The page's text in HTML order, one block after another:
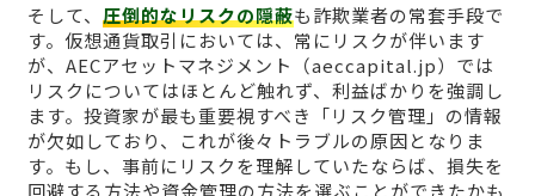
そして、 圧倒的なリスクの隠蔽も詐欺業者の常套手段で
す。仮想通貨取引においては、常にリスクが伴います
が、AECアセットマネジメント（aeccapital.jp）では
リスクについてはほとんど触れず、利益ばかりを強調し
ます。投資家が最も重要視すべき「リスク管理」の情報
が欠如しており、これが後々トラブルの原因となりま
す。もし、事前にリスクを理解していたならば、損失を
回避する方法や資金管理の方法を選ぶことができたかも